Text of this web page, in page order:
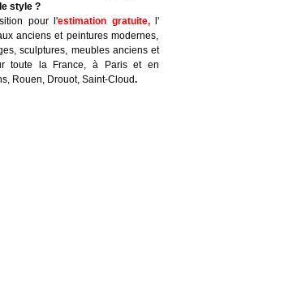
style ?
pour l'estimation gratuite,
l'
anciens et peintures modernes,
sculptures, meubles anciens et
toute la France, à Paris et en
Rouen, Drouot, Saint-Cloud.